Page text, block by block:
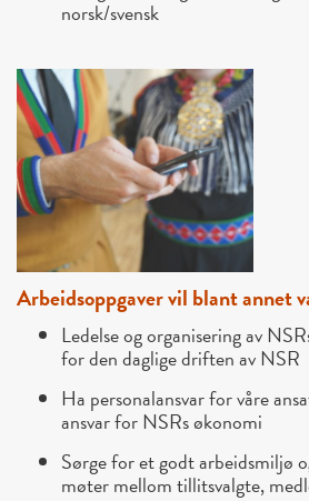
norsk/svensk
Arbeidsoppgaver vil blant annet
Ledelse og organisering av
for den daglige driften av NSR
Ha personalansvar for våre
ansvar for NSRs økonomi
Sørge for et godt arbeidsmiljø
møter mellom tillitsvalgte,